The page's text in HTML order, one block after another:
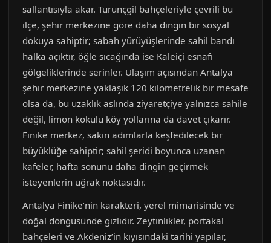
sallantısıyla akar. Turunçgil bahçeleriyle çevrili bu
ilçe, şehir merkezine göre daha dingin bir sosyal
dokuya sahiptir; sabah yürüyüşlerinde sahil bandı
halka açıktır, öğle sıcağında ise Kaleiçi esnafı
gölgeliklerinde serinler. Ulaşım açısından Antalya
şehir merkezine yaklaşık 120 kilometrelik bir mesafe
olsa da, bu uzaklık aslında ziyaretçiye yalnızca sahile
değil, limon kokulu köy yollarına da davet çıkarır.
Finike merkez, sakin adımlarla keşfedilecek bir
büyüklüğe sahiptir; sahil şeridi boyunca uzanan
kafeler, hafta sonunu daha dingin geçirmek
isteyenlerin uğrak noktasıdır.
Antalya Finike’nin karakteri, yerel mimarisinde ve
doğal döngüsünde gizlidir. Zeytinlikler, portakal
bahçeleri ve Akdeniz’in kıyısındaki tarihi yapılar,